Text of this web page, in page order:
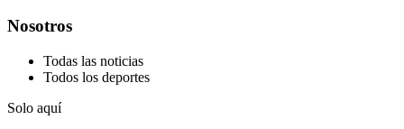
Nosotros
Todas las noticias
Todos los deportes
Solo aquí